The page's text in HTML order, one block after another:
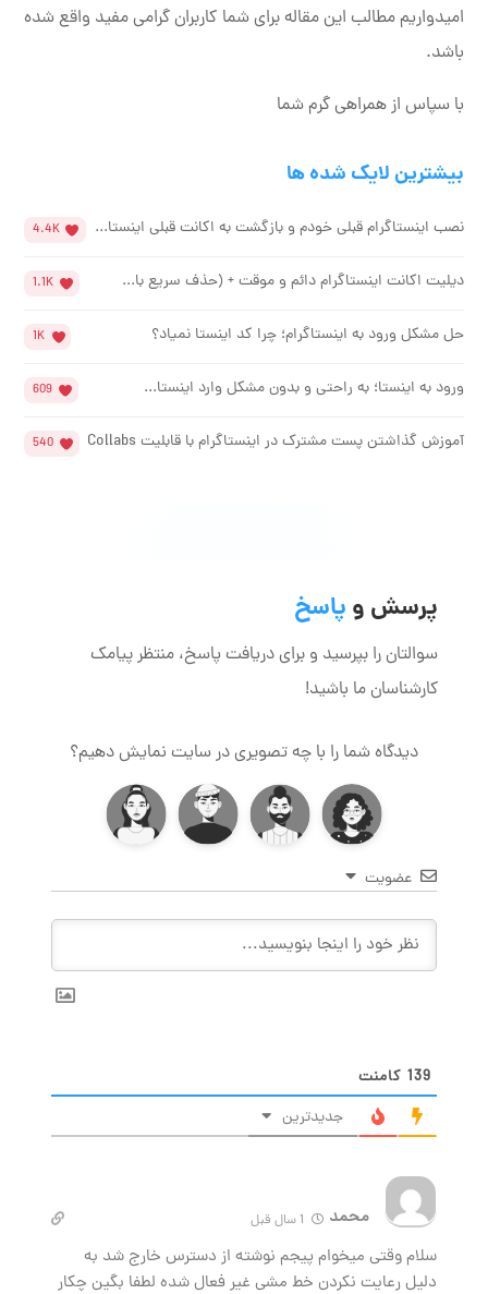
امیدواریم مطالب این مقاله برای شما کاربران گرامی مفید واقع شده
باشد.
با سپاس از همراهی گرم شما
بیشترین لایک شده ها
نصب اینستاگرام قبلی خودم و بازگشت به اکانت قبلی اینستا... 4.4K
دیلیت اکانت اینستاگرام دائم و موقت + (حذف سریع با... 1.1K
حل مشکل ورود به اینستاگرام؛ چرا کد اینستا نمیاد؟ 1K
ورود به اینستا؛ به راحتی و بدون مشکل وارد اینستا... 609
آموزش گذاشتن پست مشترک در اینستاگرام با قابلیت Collabs 540
پرسش و پاسخ
سوالتان را بپرسید و برای دریافت پاسخ، منتظر پیامک
کارشناسان ما باشید!
دیدگاه شما را با چه تصویری در سایت نمایش دهیم؟
عضویت
139 کامنت
جدیدترین
محمد
سلام وقتی میخوام پیجم نوشته از دسترس خارج شد به
دلیل رعایت نکردن خط مشی غیر فعال شده لطفا بگین چکار